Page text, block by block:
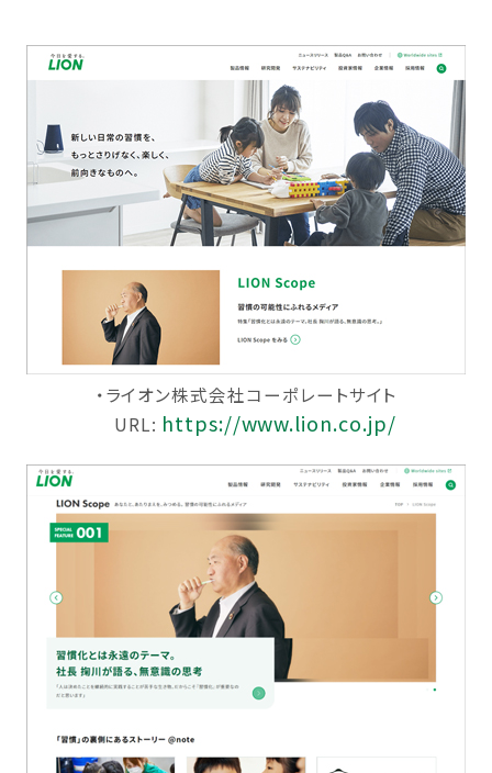
・ライオン株式会社コーポレートサイト
URL: https://www.lion.co.jp/